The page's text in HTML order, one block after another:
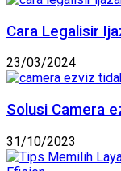
Cara Legalisir
23/03/2024
Solusi Camera
31/10/2023